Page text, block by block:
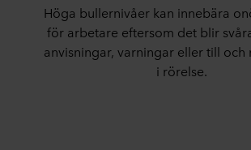
Höga bullernivåer kan innebära
för arbetare eftersom det blir
anvisningar, varningar eller till
i rörelse.